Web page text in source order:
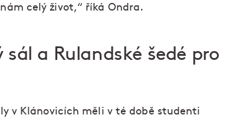
celý život,“ říká Ondra.
sál a Rulandské šedé pro
v Klánovicích měli v té době studenti